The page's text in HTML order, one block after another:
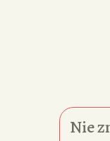
Nie